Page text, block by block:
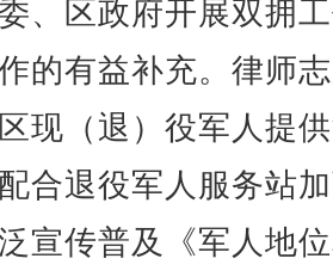
、区政府开展双拥
的有益补充。律师
现（退）役军人提
合退役军人服务站
宣传普及《军人地